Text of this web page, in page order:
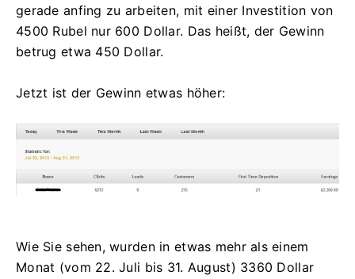
gerade anfing zu arbeiten, mit einer Investition von
4500 Rubel nur 600 Dollar. Das heißt, der Gewinn
betrug etwa 450 Dollar.
Jetzt ist der Gewinn etwas höher:
Wie Sie sehen, wurden in etwas mehr als einem
Monat (vom 22. Juli bis 31. August) 3360 Dollar